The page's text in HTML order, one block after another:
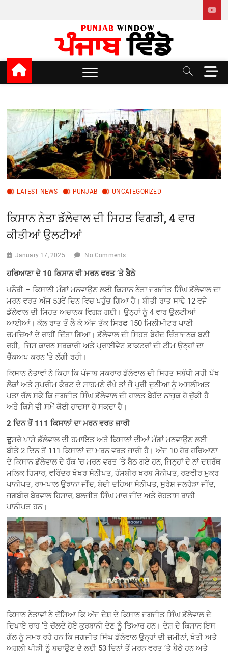
Punjab window
M
e
B
u
t
t
o
LATEST NEWS PUNJAB UNCATEGORIZED
ਕਿਸਾਨ ਨੇਤਾ ਡੱਲੇਵਾਲ ਦੀ ਸਿਹਤ ਵਿਗੜੀ, 4 ਵਾਰ
ਕੀਤੀਆਂ ਉਲਟੀਆਂ
January 17, 2025 No Comments
ਹਰਿਆਣਾ ਦੇ 10 ਕਿਸਾਨ ਵੀ ਮਰਨ ਵਰਤ ’ਤੇ ਬੈਠੇ
ਖਨੌਰੀ – ਕਿਸਾਨੀ ਮੰਗਾਂ ਮਨਵਾਉਣ ਲਈ ਕਿਸਾਨ ਨੇਤਾ ਜਗਜੀਤ ਸਿੰਘ ਡੱਲੇਵਾਲ ਦਾ
ਮਰਨ ਵਰਤ ਅੱਜ 53ਵੇਂ ਦਿਨ ਵਿਚ ਪਹੁੰਚ ਗਿਆ ਹੈ। ਬੀਤੀ ਰਾਤ ਸਾਢੇ 12 ਵਜੇ
ਡੱਲੇਵਾਲ ਦੀ ਸਿਹਤ ਅਚਾਨਕ ਵਿਗੜ ਗਈ। ਉਨ੍ਹਾਂ ਨੂੰ 4 ਵਾਰ ਉਲਟੀਆਂ
ਆਈਆਂ। ਕੱਲ ਰਾਤ ਤੋਂ ਲੈ ਕੇ ਅੱਜ ਤੱਕ ਸਿਰਫ 150 ਮਿਲੀਮੀਟਰ ਪਾਣੀ
ਚਮਚਿਆਂ ਦੇ ਰਾਹੀਂ ਦਿੱਤਾ ਗਿਆ। ਡੱਲੇਵਾਲ ਦੀ ਸਿਹਤ ਬੇਹੱਦ ਚਿੰਤਾਜਨਕ ਬਣੀ
ਰਹੀ, ਜਿਸ ਕਾਰਨ ਸਰਕਾਰੀ ਅਤੇ ਪ੍ਰਾਈਵੇਟ ਡਾਕਟਰਾਂ ਦੀ ਟੀਮ ਉਨ੍ਹਾਂ ਦਾ
ਚੈੱਕਅਪ ਕਰਨ ’ਤੇ ਲੱਗੀ ਰਹੀ।
ਕਿਸਾਨ ਨੇਤਾਵਾਂ ਨੇ ਕਿਹਾ ਕਿ ਪੰਜਾਬ ਸਕਰਾਰ ਡੱਲੇਵਾਲ ਦੀ ਸਿਹਤ ਸਬੰਧੀ ਸਹੀ ਪੱਖ
ਲੋਕਾਂ ਅਤੇ ਸੁਪਰੀਮ ਕੋਰਟ ਦੇ ਸਾਹਮਣੇ ਰੱਖੇ ਤਾਂ ਜੋ ਪੂਰੀ ਦੁਨੀਆ ਨੂੰ ਅਸਲੀਅਤ
ਪਤਾ ਚੱਲ ਸਕੇ ਕਿ ਜਗਜੀਤ ਸਿੰਘ ਡੱਲੇਵਾਲ ਦੀ ਹਾਲਤ ਬੇਹੱਦ ਨਾਜ਼ੁਕ ਹੋ ਚੁੱਕੀ ਹੈ
ਅਤੇ ਕਿਸੇ ਵੀ ਸਮੇਂ ਕੋਈ ਹਾਦਸਾ ਹੋ ਸਕਦਾ ਹੈ।
2 ਦਿਨ ਤੋਂ 111 ਕਿਸਾਨਾਂ ਦਾ ਮਰਨ ਵਰਤ ਜਾਰੀ
ਦੂਸਰੇ ਪਾਸੇ ਡੱਲੇਵਾਲ ਦੀ ਹਮਾਇਤ ਅਤੇ ਕਿਸਾਨਾਂ ਦੀਆਂ ਮੰਗਾਂ ਮਨਵਾਉਣ ਲਈ
ਬੀਤੇ 2 ਦਿਨ ਤੋਂ 111 ਕਿਸਾਨਾਂ ਦਾ ਮਰਨ ਵਰਤ ਜਾਰੀ ਹੈ। ਅੱਜ 10 ਹੋਰ ਹਰਿਆਣਾ
ਦੇ ਕਿਸਾਨ ਡੱਲੇਵਾਲ ਦੇ ਹੱਕ ’ਚ ਮਰਨ ਵਰਤ ’ਤੇ ਬੈਠ ਗਏ ਹਨ, ਜਿਨ੍ਹਾਂ ਦੇ ਨਾਂ ਦਸ਼ਰੱਥ
ਮਲਿਕ ਹਿਸਾਰ, ਵਰਿੰਦਰ ਖੋਖਰ ਸੋਨੀਪਤ, ਹੰਸਬੀਰ ਖਰਬ ਸੋਨੀਪਤ, ਰਣਵੀਰ ਮੁਕਰ
ਪਾਨੀਪਤ, ਰਾਮਪਾਲ ਉਝਾਨਾ ਜੀਂਦ, ਬੇਦੀ ਦਹਿਆ ਸੋਨੀਪਤ, ਸੁਰੇਸ਼ ਜਲਹੇੜਾ ਜੀਂਦ,
ਜਗਬੀਰ ਬੇਰਵਾਲ ਹਿਸਾਰ, ਬਲਜੀਤ ਸਿੰਘ ਮਾਰ ਜੀਂਦ ਅਤੇ ਰੋਹਤਾਸ ਰਾਠੀ
ਪਾਨੀਪਤ ਹਨ।
ਕਿਸਾਨ ਨੇਤਾਵਾਂ ਨੇ ਦੱਸਿਆ ਕਿ ਅੱਜ ਦੇਸ਼ ਦੇ ਕਿਸਾਨ ਜਗਜੀਤ ਸਿੰਘ ਡੱਲੇਵਾਲ ਦੇ
ਦਿਖਾਏ ਰਾਹ ’ਤੇ ਚੱਲਦੇ ਹੋਏ ਕੁਰਬਾਨੀ ਦੇਣ ਨੂੰ ਤਿਆਰ ਹਨ। ਦੇਸ਼ ਦੇ ਕਿਸਾਨ ਇਸ
ਗੱਲ ਨੂੰ ਸਮਝ ਰਹੇ ਹਨ ਕਿ ਜਗਜੀਤ ਸਿੰਘ ਡੱਲੇਵਾਲ ਉਨ੍ਹਾਂ ਦੀ ਜ਼ਮੀਨਾਂ, ਖੇਤੀ ਅਤੇ
ਅਗਲੀ ਪੀੜੀ ਨੂੰ ਬਚਾਉਣ ਦੇ ਲਈ 53 ਦਿਨਾਂ ਤੋਂ ਮਰਨ ਵਰਤ ’ਤੇ ਬੈਠੇ ਹਨ ਅਤੇ